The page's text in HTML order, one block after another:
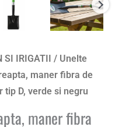
SI IRIGATII / Unelte
maner fibra de
tip D, verde si negru
maner fibra